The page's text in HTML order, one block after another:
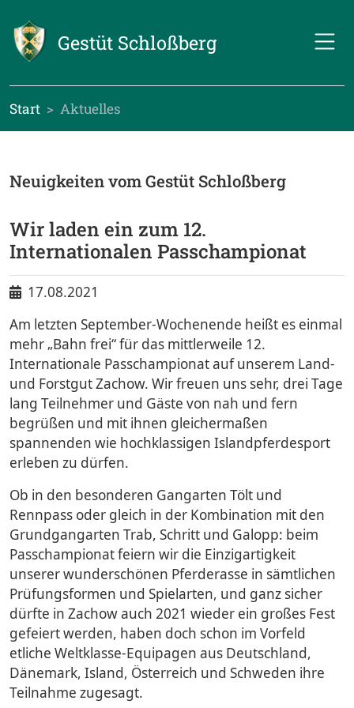
Gestüt Schloßberg
Start Aktuelles
Neuigkeiten vom Gestüt Schloßberg
Wir laden ein zum 12.
Internationalen Passchampionat
17.08.2021
Am letzten September-Wochenende heißt es einmal
mehr „Bahn frei“ für das mittlerweile 12.
Internationale Passchampionat auf unserem Land-
und Forstgut Zachow. Wir freuen uns sehr, drei Tage
lang Teilnehmer und Gäste von nah und fern
begrüßen und mit ihnen gleichermaßen
spannenden wie hochklassigen Islandpferdesport
erleben zu dürfen.
Ob in den besonderen Gangarten Tölt und
Rennpass oder gleich in der Kombination mit den
Grundgangarten Trab, Schritt und Galopp: beim
Passchampionat feiern wir die Einzigartigkeit
unserer wunderschönen Pferderasse in sämtlichen
Prüfungsformen und Spielarten, und ganz sicher
dürfte in Zachow auch 2021 wieder ein großes Fest
gefeiert werden, haben doch schon im Vorfeld
etliche Weltklasse-Equipagen aus Deutschland,
Dänemark, Island, Österreich und Schweden ihre
Teilnahme zugesagt.